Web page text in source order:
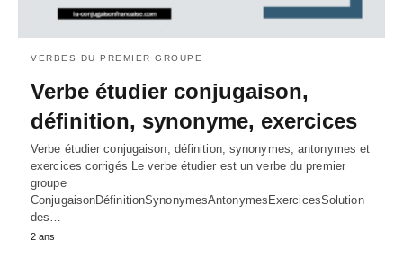
VERBES DU PREMIER GROUPE
Verbe étudier conjugaison,
définition, synonyme, exercices
Verbe étudier conjugaison, définition, synonymes, antonymes et
exercices corrigés Le verbe étudier est un verbe du premier
groupe
ConjugaisonDéfinitionSynonymesAntonymesExercicesSolution
des…
2 ans